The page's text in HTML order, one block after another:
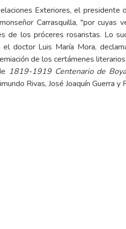
Exteriores, el presidente
Carrasquilla, "por cuyas
de los próceres rosaristas. Lo
el doctor Luis María Mora,
de los certámenes
1819-1919 Centenario de
Rivas, José Joaquín Guerra y